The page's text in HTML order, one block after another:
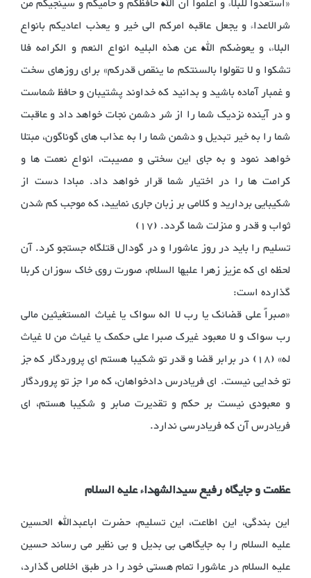
شرالاعداء و یجعل عاقبه امرکم الی خیر و یعذب اعادیکم بانواع
البلاء، و یعوضکم الله عن هذه البلیه انواع النعم و الکرامه فلا
تشکوا و لا تقولوا بالسنتکم ما ینقص قدرکم» برای روزهای سخت
و غمبار آماده باشید و بدانید که خداوند پشتیبان و حافظ شماست
و در آینده نزدیک شما را از شر دشمن نجات خواهد داد و عاقبت
شما را به خیر تبدیل و دشمن شما را به عذاب های گوناگون، مبتلا
خواهد نمود و به جای این سختی و مصیبت، انواع نعمت ها و
کرامت ها را در اختیار شما قرار خواهد داد. مبادا دست از
شکیبایی بردارید و کلامی بر زبان جاری نمایید، که موجب کم شدن
ثواب و قدر و منزلت شما گردد. (17)
تسلیم را باید در روز عاشورا و در گودال قتلگاه جستجو کرد. آن
لحظه ای که عزیز زهرا علیها السلام، صورت روی خاک سوزان کربلا
گذارده است:
«صبراً علی قضائک یا رب لا اله سواک یا غیاث المستغیثین مالی
رب سواک و لا معبود غیرک صبرا علی حکمک یا غیاث من لا غیاث
له» (18) در برابر قضا و قدر تو شکیبا هستم ای پروردگار که جز
تو خدایی نیست. ای فریادرس دادخواهان، که مرا جز تو پروردگار
و معبودی نیست بر حکم و تقدیرت صابر و شکیبا هستم، ای
فریادرس آن که فریادرسی ندارد.
عظمت و جایگاه رفیع سیدالشهداء علیه السلام
این بندگی، این اطاعت، این تسلیم، حضرت اباعبدالله الحسین
علیه السلام را به جایگاهی بی بدیل و بی نظیر می رساند حسین
علیه السلام در عاشورا تمام هستی خود را در طبق اخلاص گذارد،